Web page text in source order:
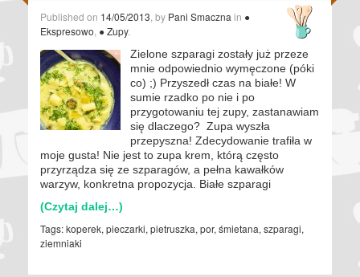
Published on 14/05/2013 , by Pani Smaczna in ●
Ekspresowo ● Zupy.
Zielone szparagi zostały już przeze
mnie odpowiednio wymęczone (póki
co) ;) Przyszedł czas na białe! W
sumie rzadko po nie i po
przygotowaniu tej zupy, zastanawiam
się dlaczego? Zupa wyszła
przepyszna! Zdecydowanie trafiła w
moje gusta! Nie jest to zupa krem, którą często
przyrządza się ze szparagów, a pełna kawałków
warzyw, konkretna propozycja. Białe szparagi
(Czytaj dalej…)
Tags:koperek, pieczarki, pietruszka, por, śmietana, szparagi,
ziemniaki